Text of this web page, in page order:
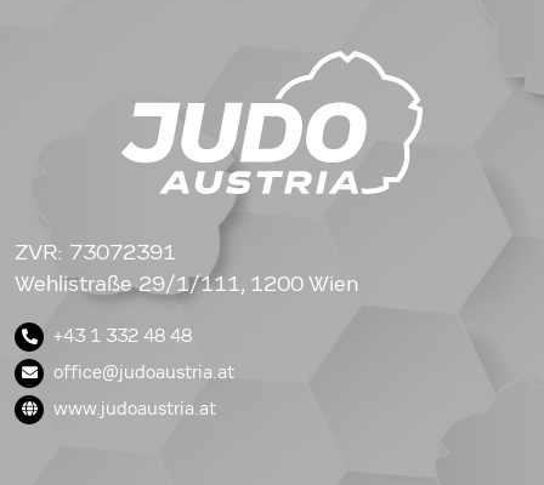
ZVR: 73072391
Wehlistraße 29/1/111, 1200 Wien
+43 1 332 48 48
office@judoaustria.at
www.judoaustria.at